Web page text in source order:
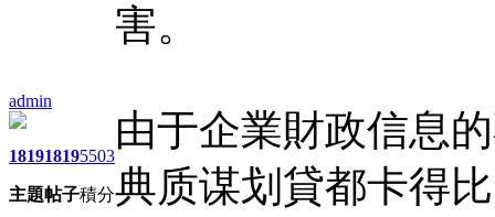
admin
1819
主題
1819
帖子
5503
積分
害。
由于企業財政信息
典质谋划貸都卡得